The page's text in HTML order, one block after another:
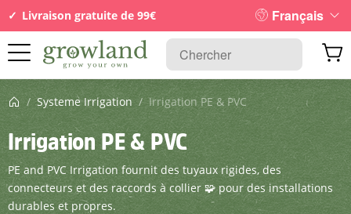
Livraison gratuite de 99€ Français
Page d’accueil
/ Systeme Irrigation / Irrigation PE & PVC
Irrigation PE & PVC
PE and PVC Irrigation fournit des tuyaux rigides, des
connecteurs et des raccords à collier 🧩 pour des installations
durables et propres.